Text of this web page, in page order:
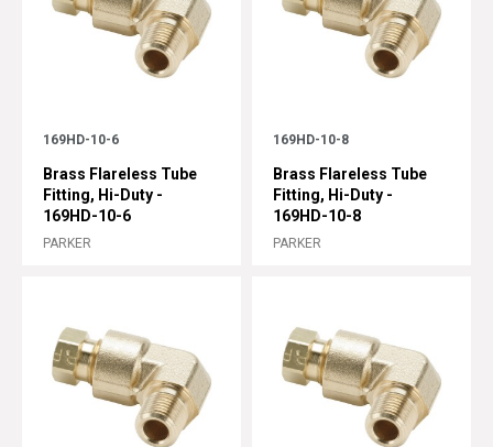
169HD-10-6
Brass Flareless Tube
Fitting, Hi-Duty -
169HD-10-6
PARKER
169HD-10-8
Brass Flareless Tube
Fitting, Hi-Duty -
169HD-10-8
PARKER